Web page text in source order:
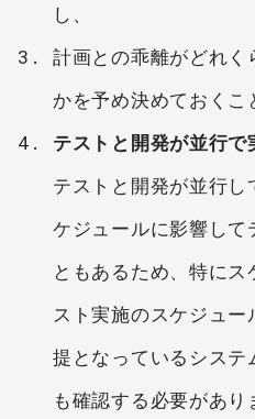
し、
計画との乖離がどれ
かを予め決めておくこ
テストと開発が並行
テストと開発が並行
ケジュールに影響して
ともあるため、特に
スト実施のスケジュ
提となっているシス
も確認する必要があり